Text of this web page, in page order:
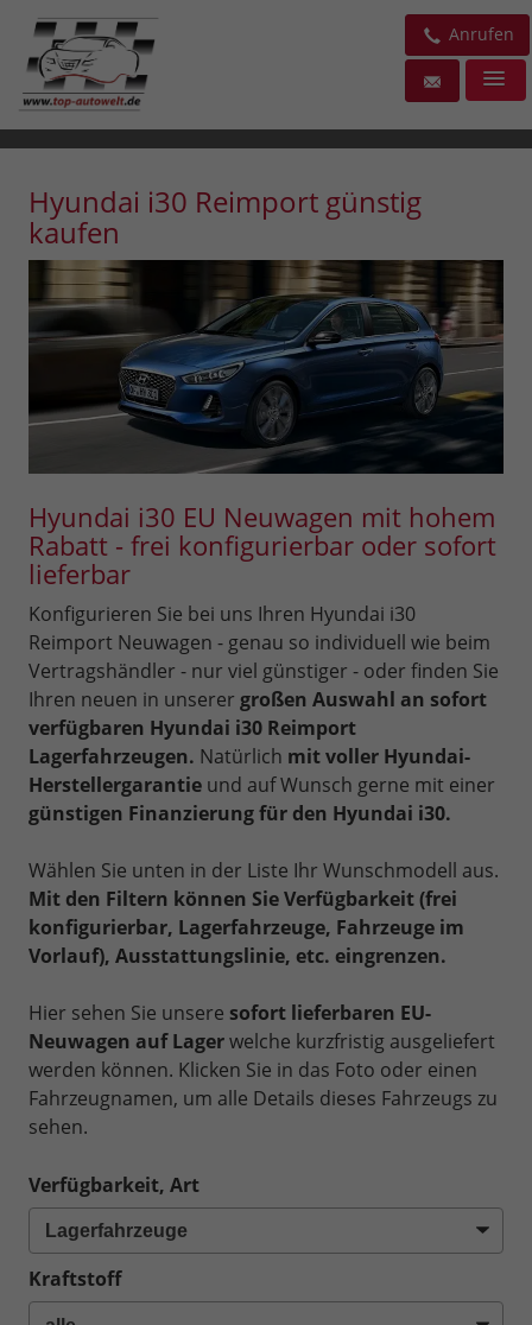
Anrufen
Hyundai i30 Reimport günstig
kaufen
Hyundai i30 EU Neuwagen mit hohem
Rabatt - frei konfigurierbar oder sofort
lieferbar
Konfigurieren Sie bei uns Ihren Hyundai i30
Reimport Neuwagen - genau so individuell wie beim
Vertragshändler - nur viel günstiger - oder finden Sie
Ihren neuen in unserer großen Auswahl an sofort
verfügbaren Hyundai i30 Reimport
Lagerfahrzeugen. Natürlich mit voller Hyundai-
Herstellergarantie und auf Wunsch gerne mit einer
günstigen Finanzierung für den Hyundai i30.
Wählen Sie unten in der Liste Ihr Wunschmodell aus.
Mit den Filtern können Sie Verfügbarkeit (frei
konfigurierbar, Lagerfahrzeuge, Fahrzeuge im
Vorlauf), Ausstattungslinie, etc. eingrenzen.
Hier sehen Sie unsere sofort lieferbaren EU-
Neuwagen auf Lagerwelche kurzfristig ausgeliefert
werden können. Klicken Sie in das Foto oder einen
Fahrzeugnamen, um alle Details dieses Fahrzeugs zu
sehen.
Verfügbarkeit, Art
Kraftstoff